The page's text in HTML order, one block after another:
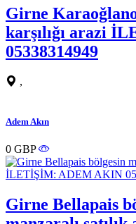
Girne
karşılığı arazi
05338314949
,
Adem Akın
0 GBP
Girne Bellapais